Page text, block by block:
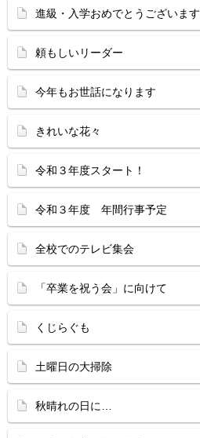
進級・入学おめでとうございます
頼もしいリーダー
今年もお世話になります
きれいな花々
令和３年度スタート！
令和３年度 年間行事予定
全校でのテレビ集会
「卒業を祝う会」に向けて
くじらぐも
土曜日の大掃除
秋晴れの日に…